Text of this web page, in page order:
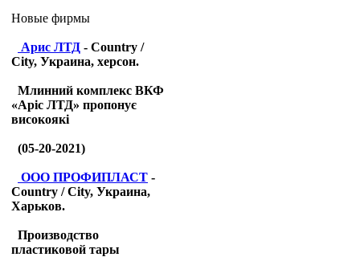
Новые фирмы
Арис ЛТД - Country /
City, Украина, херсон.
Млинний комплекс ВКФ
«Аріс ЛТД» пропонує
високоякі
(05-20-2021)
ООО ПРОФИПЛАСТ -
Country / City, Украина,
Харьков.
Производство
пластиковой тары